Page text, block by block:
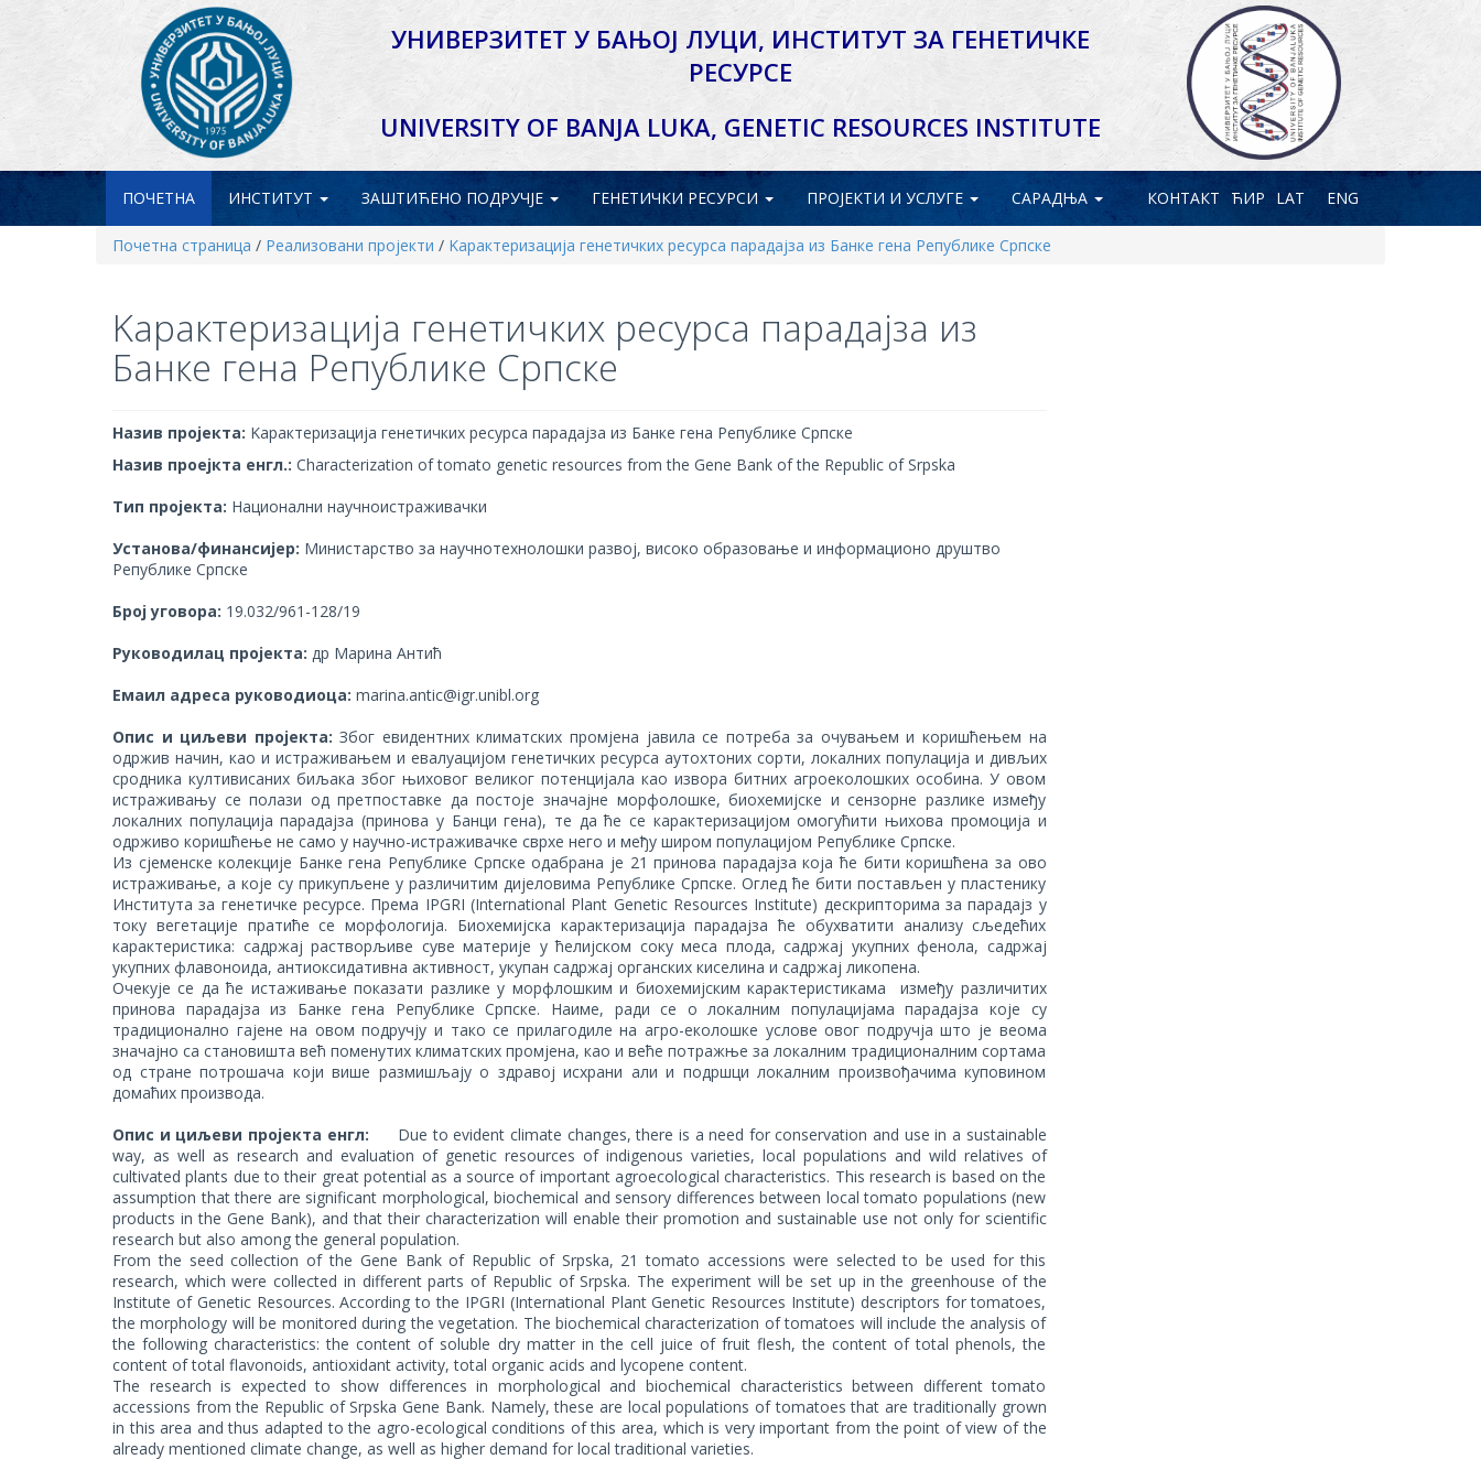
УНИВЕРЗИТЕТ У БАЊОЈ ЛУЦИ, ИНСТИТУТ ЗА ГЕНЕТИЧКЕ
РЕСУРСЕ
UNIVERSITY OF BANJA LUKA, GENETIC RESOURCES INSTITUTE
ПОЧЕТНА ИНСТИТУТ ЗАШТИЋЕНО ПОДРУЧЈЕ ГЕНЕТИЧКИРЕСУРСИ ПРОЈЕКТИ И УСЛУГЕ САРАДЊА КОНТАКТ ЋИР LAT ENG
Почетна страница / Реализовани пројекти / Kарактеризација генетичких ресурса парадајза из Банке гена Републике Српскe
Kарактеризација генетичких ресурса парадајза из
Банке гена Републике Српскe
Назив пројекта: Kарактеризација генетичких ресурса парадајза из Банке гена Републике Српскe
Назив проејкта енгл.: Characterization of tomato genetic resources from the Gene Bank of the Republic of Srpska
Тип пројекта: Национални научноистраживачки
Установа/финансијер: Mинистарство за научнотехнолошки развој, високо образовање и информационо друштво
Републике Српске
Број уговора: 19.032/961-128/19
Руководилац пројекта: др Марина Антић
Емаил адреса руководиоца: marina.antic@igr.unibl.org
Опис и циљеви пројекта:Због евидентних климатских промјена јавила се потреба за очувањем и коришћењем на
одржив начин, као и истраживањем и евалуацијом генетичких ресурса аутохтоних сорти, локалних популација и дивљих
сродника култивисаних биљака због њиховог великог потенцијала као извора битних агроеколошких особина. У овом
истраживању се полази од претпоставке да постоје значајне морфолошке, биохемијске и сензорне разлике између
локалних популација парадајза (принова у Банци гена), те да ће се карактеризацијом омогућити њихова промоција и
одрживо коришћење не само у научно-истраживачке сврхе него и међу широм популацијом Републике Српске.
Из сјеменске колекције Банке гена Републике Српске одабрана је 21 принова парадајза која ће бити коришћена за ово
истраживање, а које су прикупљене у различитим дијеловима Републике Српске. Оглед ће бити постављен у пластенику
Института за генетичке ресурсе. Према IPGRI (International Plant Genetic Resources Institute) дескрипторима за парадајз у
току вегетације пратиће се морфологија. Биохемијска карактеризација парадајза ће обухватити анализу сљедећих
карактеристика: садржај растворљиве суве материје у ћелијском соку меса плода, садржај укупних фенола, садржај
укупних флавоноида, антиоксидативна активност, укупан садржај органских киселина и садржај ликопена.
Очекује се да ће истаживање показати разлике у морфлошким и биохемијским карактеристикама између различитих
принова парадајза из Банке гена Републике Српске. Наиме, ради се о локалним популацијама парадајза које су
традиционално гајене на овом подручју и тако се прилагодиле на агро-еколошке услове овог подручја што је веома
значајно са становишта већ поменутих климатских промјена, као и веће потражње за локалним традиционалним сортама
од стране потрошача који више размишљају о здравој исхрани али и подршци локалним произвођачима куповином
домаћих производа.
Опис и циљеви пројекта енгл:
Due to evident climate changes, there is a need for conservation and use in a sustainable
way, as well as research and evaluation of genetic resources of indigenous varieties, local populations and wild relatives of
cultivated plants due to their great potential as a source of important agroecological characteristics. This research is based on the
assumption that there are significant morphological, biochemical and sensory differences between local tomato populations (new
products in the Gene Bank), and that their characterization will enable their promotion and sustainable use not only for scientific
research but also among the general population.
From the seed collection of the Gene Bank of Republic of Srpska, 21 tomato accessions were selected to be used for this
research, which were collected in different parts of Republic of Srpska. The experiment will be set up in the greenhouse of the
Institute of Genetic Resources. According to the IPGRI (International Plant Genetic Resources Institute) descriptors for tomatoes,
the morphology will be monitored during the vegetation. The biochemical characterization of tomatoes will include the analysis of
the following characteristics: the content of soluble dry matter in the cell juice of fruit flesh, the content of total phenols, the
content of total flavonoids, antioxidant activity, total organic acids and lycopene content.
The research is expected to show differences in morphological and biochemical characteristics between different tomato
accessions from the Republic of Srpska Gene Bank. Namely, these are local populations of tomatoes that are traditionally grown
in this area and thus adapted to the agro-ecological conditions of this area, which is very important from the point of view of the
already mentioned climate change, as well as higher demand for local traditional varieties.